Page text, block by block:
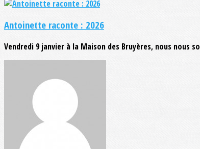
Antoinette raconte : 2026
Vendredi 9 janvier à la Maison des Bruyères, nous nous